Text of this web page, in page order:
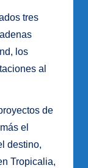
tres
los
al
de
el
destino,
Tropicalia,